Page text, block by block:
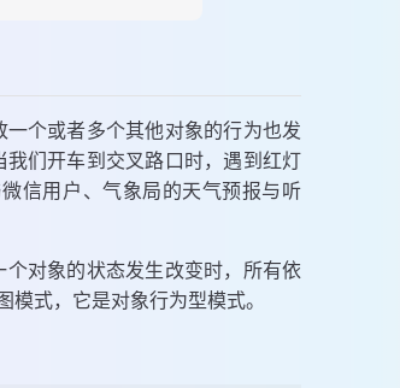
个或者多个其他对象的行为也发
们开车到交叉路口时，遇到红灯
信用户、气象局的天气预报与听
对象的状态发生改变时，所有依
式，它是对象行为型模式。